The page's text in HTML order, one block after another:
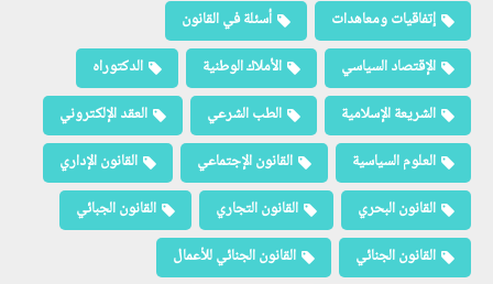
إتفاقيات ومعاهدات
أسئلة في القانون
الإقتصاد السياسي
الأملاك الوطنية
الدكتوراه
الشريعة الإسلامية
الطب الشرعي
العقد الإلكتروني
العلوم السياسية
القانون الإجتماعي
القانون الإداري
القانون البحري
القانون التجاري
القانون الجبائي
القانون الجنائي
القانون الجنائي للأعمال